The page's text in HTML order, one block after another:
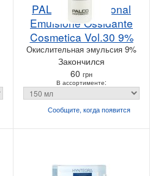
PALCO Professional
Emulsione Ossidante
Cosmetica Vol.30 9%
Окислительная эмульсия 9%
Закончился
60 грн
В ассортименте:
Сообщите, когдапоявится